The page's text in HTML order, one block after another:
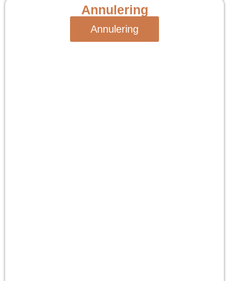
Annulering
Annulering